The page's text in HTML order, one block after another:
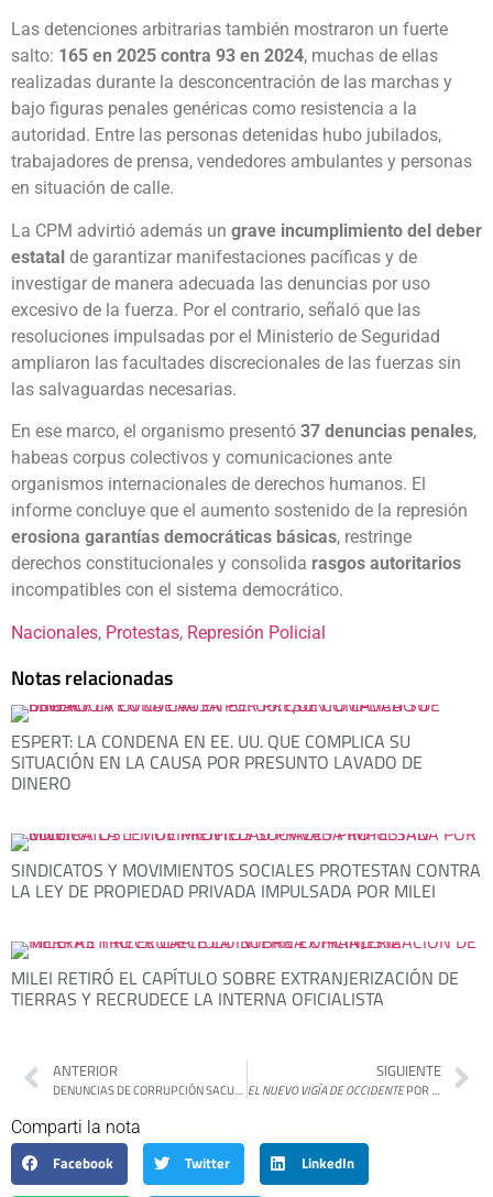
Las detenciones arbitrarias también mostraron un fuerte
salto: 165 en 2025 contra 93 en 2024, muchas de ellas
realizadas durante la desconcentración de las marchas y
bajo figuras penales genéricas como resistencia a la
autoridad. Entre las personas detenidas hubo jubilados,
trabajadores de prensa, vendedores ambulantes y personas
en situación de calle.
La CPM advirtió además un grave incumplimiento del deber
estatal de garantizar manifestaciones pacíficas y de
investigar de manera adecuada las denuncias por uso
excesivo de la fuerza. Por el contrario, señaló que las
resoluciones impulsadas por el Ministerio de Seguridad
ampliaron las facultades discrecionales de las fuerzas sin
las salvaguardas necesarias.
En ese marco, el organismo presentó 37 denuncias penales,
habeas corpus colectivos y comunicaciones ante
organismos internacionales de derechos humanos. El
informe concluye que el aumento sostenido de la represión
erosiona garantías democráticas básicas, restringe
derechos constitucionales y consolida rasgos autoritarios
incompatibles con el sistema democrático.
Nacionales, Protestas, Represión Policial
Notas relacionadas
ESPERT: LA CONDENA EN EE. UU. QUE COMPLICA SU
SITUACIÓN EN LA CAUSA POR PRESUNTO LAVADO DE
DINERO
SINDICATOS Y MOVIMIENTOS SOCIALES PROTESTAN CONTRA
LA LEY DE PROPIEDAD PRIVADA IMPULSADA POR MILEI
MILEI RETIRÓ EL CAPÍTULO SOBRE EXTRANJERIZACIÓN DE
TIERRAS Y RECRUDECE LA INTERNA OFICIALISTA
ANTERIOR
DENUNCIAS DE CORRUPCIÓN SACUDEN A NUCLEOELÉCTRICA Y COMPLICAN A UN ASESOR CLAVE DE MILEI
SIGUIENTE
EL NUEVO VIGÍA DE OCCIDENTEPOR MARTÍN GAMBAROTTA
Comparti la nota
Facebook
Twitter LinkedIn